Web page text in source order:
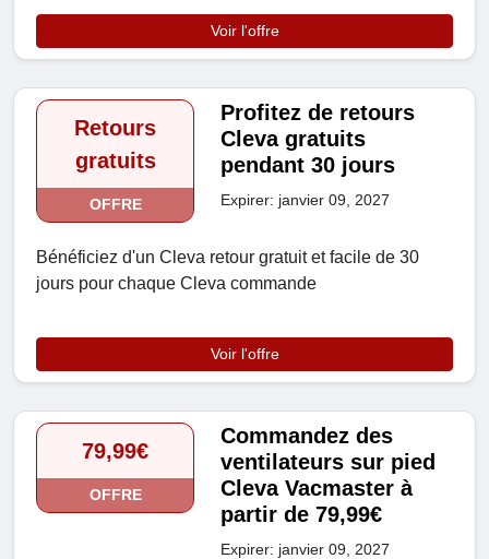
Voir l'offre
Retours
gratuits
OFFRE
Profitez de retours
Cleva gratuits
pendant 30 jours
Expirer: janvier 09, 2027
Bénéficiez d'un Cleva retour gratuit et facile de 30
jours pour chaque Cleva commande
Voir l'offre
79,99€
OFFRE
Commandez des
ventilateurs sur pied
Cleva Vacmaster à
partir de 79,99€
Expirer: janvier 09, 2027